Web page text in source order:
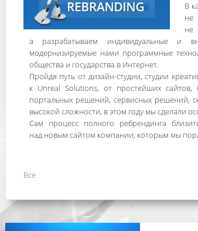
В
не
не
а разрабатываем индивидуальные и
модернизируемые нами программные
общества и государства в Интернет.
Пройдя путь от дизайн-студии, студии
к Unreal Solutions, от простейших сайтов,
портальных решений, сервисных решений,
высокой сложности, в этом году мы сделали
Сам процесс полного ребрендинга
над новым сайтом компании, которым мы
Все